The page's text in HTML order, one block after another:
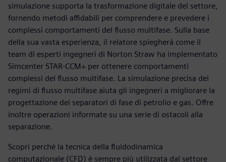
simulazione supporta la trasformazione digitale del settore,
fornendo metodi affidabili per comprendere e prevedere i
complessi comportamenti del flusso multifase. Sulla base
della sua vasta esperienza, il relatore spiegherà come il
team di esperti ingegneri di Norton Straw ha implementato
Simcenter STAR-CCM+ per ottenere comportamenti
complessi del flusso multifase. La simulazione precisa dei
regimi di flusso multifase aiuta gli ingegneri a migliorare la
progettazione dei separatori di fase di petrolio e gas. Offre
inoltre operazioni informate su una serie di ostacoli alla
separazione.
Scopri perché la tecnica della fluidodinamica
computazionale (CFD) è sempre più utilizzata dal settore